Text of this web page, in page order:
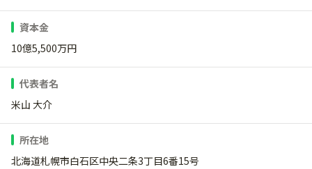
資本金
10億5,500万円
代表者名
米山 大介
所在地
北海道札幌市白石区中央二条3丁目6番15号